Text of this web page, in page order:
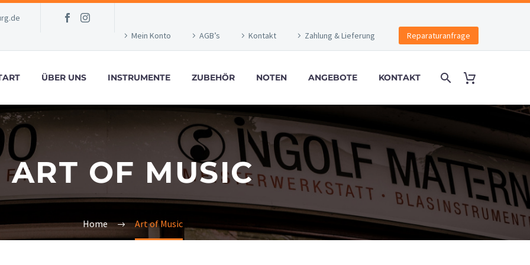
Mein Konto
AGB’s Kontakt Zahlung & Lieferung Reparaturanfrage
ÜBER UNS INSTRUMENTE ZUBEHÖR NOTEN ANGEBOTE KONTAKT
ART OF MUSIC
Home Art of Music